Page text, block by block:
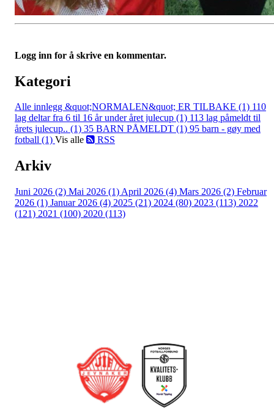
Logg inn for å skrive en kommentar.
Kategori
Alle innlegg &quot;NORMALEN&quot; ER TILBAKE (1) 110
lag deltar fra 6 til 16 år under året julecup (1) 113 lag påmeldt til
årets julecup.. (1) 35 BARN PÅMELDT (1) 95 barn - gøy med
fotball (1) Vis alle RSS
Arkiv
Juni 2026 (2) Mai 2026 (1) April 2026 (4) Mars 2026 (2) Februar
2026 (1) Januar 2026 (4) 2025 (21) 2024 (80) 2023 (113) 2022
(121) 2021 (100) 2020 (113)